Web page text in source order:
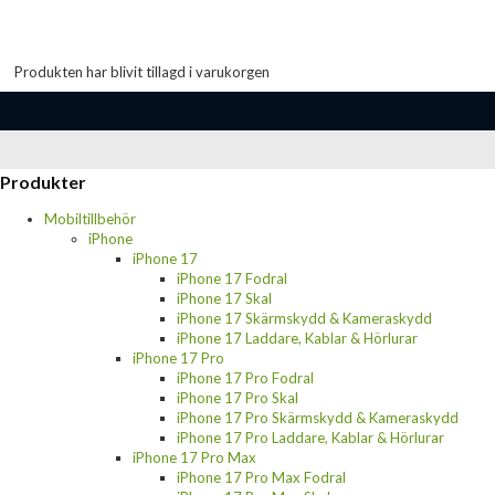
Produkten har blivit tillagd i varukorgen
Produkter
Mobiltillbehör
iPhone
iPhone 17
iPhone 17 Fodral
iPhone 17 Skal
iPhone 17 Skärmskydd & Kameraskydd
iPhone 17 Laddare, Kablar & Hörlurar
iPhone 17 Pro
iPhone 17 Pro Fodral
iPhone 17 Pro Skal
iPhone 17 Pro Skärmskydd & Kameraskydd
iPhone 17 Pro Laddare, Kablar & Hörlurar
iPhone 17 Pro Max
iPhone 17 Pro Max Fodral